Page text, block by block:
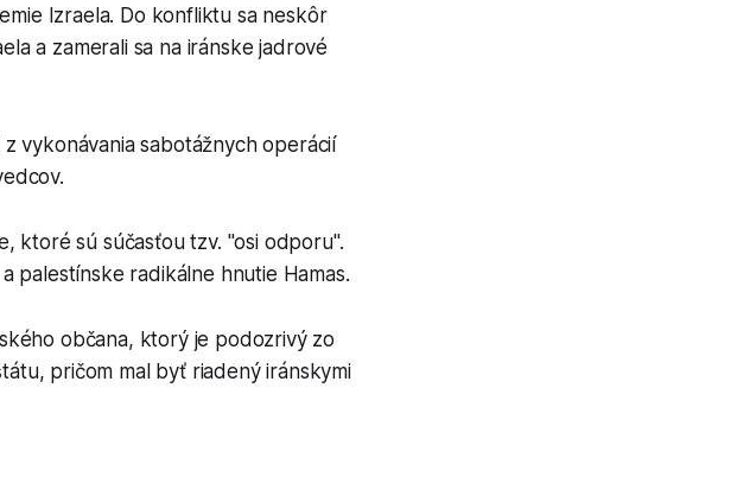
Izraela. Do konfliktu sa neskôr
a zamerali sa na iránske jadrové
vykonávania sabotážnych operácií
ktoré sú súčasťou tzv. "osi odporu".
palestínske radikálne hnutie Hamas.
občana, ktorý je podozrivý zo
pričom mal byť riadený iránskymi